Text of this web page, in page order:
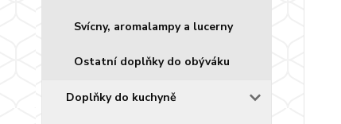
Svícny, aromalampy a lucerny
Ostatní doplňky do obýváku
Doplňky do kuchyně